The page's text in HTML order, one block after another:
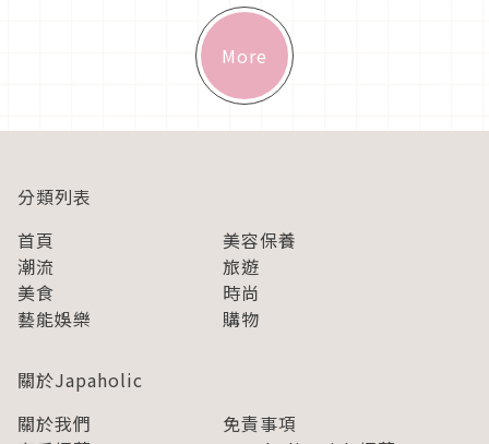
More
分類列表
首頁
美容保養
潮流
旅遊
美食
時尚
藝能娛樂
購物
關於Japaholic
關於我們
免責事項